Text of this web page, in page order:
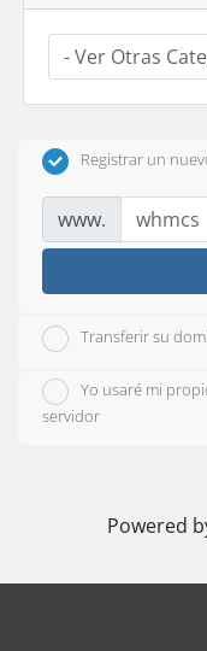
Registrar un
www.
Transferir su
Yo usaré mi
servidor
Powered